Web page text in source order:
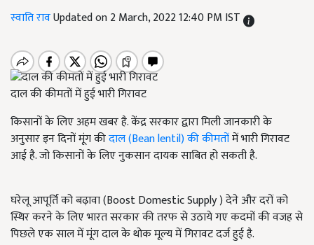
स्वाति रावUpdated on 2 March, 2022 12:40 PM IST
दाल की कीमतों में हुई भारी गिरावट
किसानों के लिए अहम खबर है. केंद्र सरकार द्वारा मिली जानकारी के
अनुसार इन दिनों मूंग कीदाल (Bean lentil) की कीमतोंमें भारी गिरावट
आई है. जो किसानों के लिए नुकसान दायक साबित हो सकती है.
घरेलू आपूर्ति को बढ़ावा (Boost Domestic Supply ) देने और दरों को
स्थिर करने के लिए भारत सरकार की तरफ से उठाये गए कदमों की वजह से
पिछले एक साल में मूंग दाल के थोक मूल्य में गिरावट दर्ज हुई है.